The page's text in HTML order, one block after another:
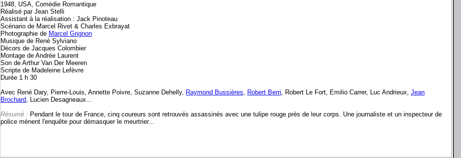
1948, USA, Comédie Romantique
Réalisé par Jean Stelli
Assistant à la réalisation : Jack Pinoteau
Scénario de Marcel Rivet & Charles Exbrayat
Photographie de Marcel Grignon
Musique de René Sylviano
Décors de Jacques Colombier
Montage de Andrée Laurent
Son de Arthur Van Der Meeren
Scripte de Madeleine Lefèvre
Durée 1 h 30
Avec René Dary, Pierre-Louis, Annette Poivre, Suzanne Dehelly, Raymond Bussières, Robert Berri, Robert Le Fort, Emilio Carrer, Luc Andrieux, Jean
Brochard, Lucien Desagneaux...
Résumé : Pendant le tour de France, cinq coureurs sont retrouvés assassinés avec une tulipe rouge près de leur corps. Une journaliste et un inspecteur de
police mènent l'enquête pour démasquer le meurtrier...